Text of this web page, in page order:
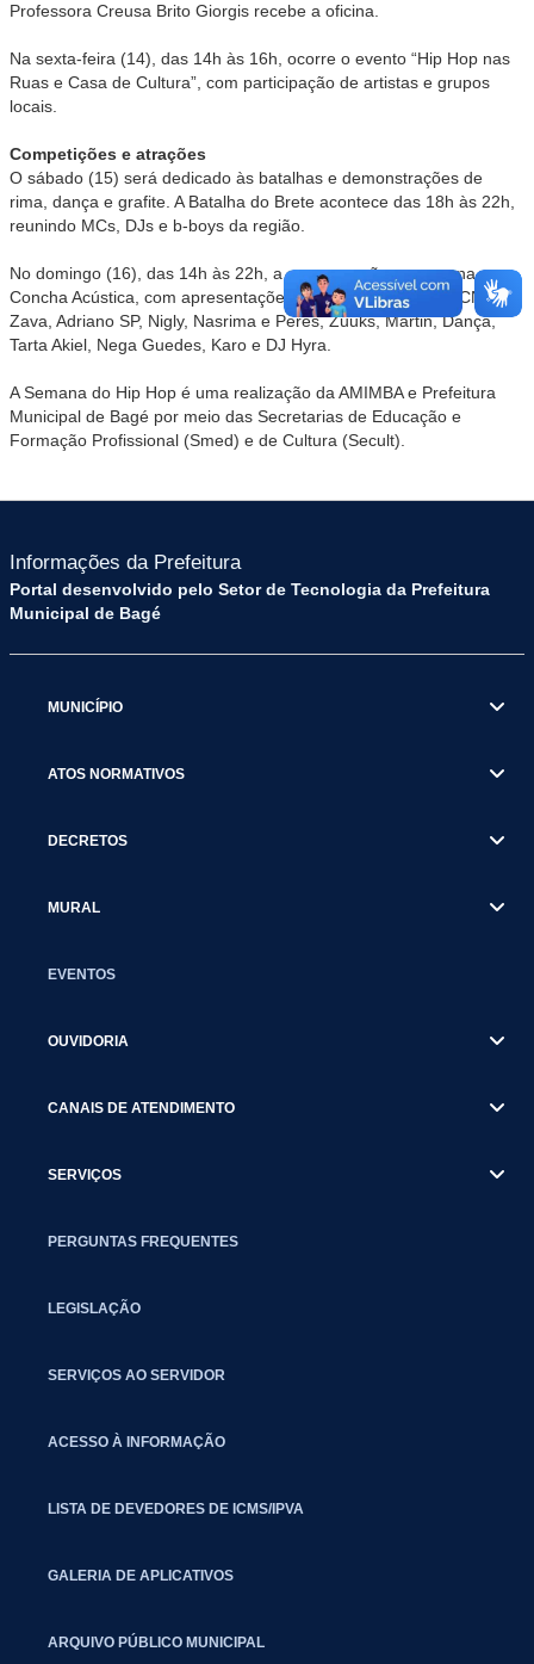
Professora Creusa Brito Giorgis recebe a oficina.
Na sexta-feira (14), das 14h às 16h, ocorre o evento “Hip Hop nas
Ruas e Casa de Cultura”, com participação de artistas e grupos
locais.
Competições e atrações
O sábado (15) será dedicado às batalhas e demonstrações de
rima, dança e grafite. A Batalha do Brete acontece das 18h às 22h,
reunindo MCs, DJs e b-boys da região.
No domingo (16), das 14h às 22h, a programação encerra na
Concha Acústica, com apresentações de Isleti, Billy, Jovem CN,
Zava, Adriano SP, Nigly, Nasrima e Peres, Zuuks, Martin, Dança,
Tarta Akiel, Nega Guedes, Karo e DJ Hyra.
A Semana do Hip Hop é uma realização da AMIMBA e Prefeitura
Municipal de Bagé por meio das Secretarias de Educação e
Formação Profissional (Smed) e de Cultura (Secult).
Informações da Prefeitura
Portal desenvolvido pelo Setor de Tecnologia da Prefeitura
Municipal de Bagé
MUNICÍPIO
ATOS NORMATIVOS
DECRETOS
MURAL
EVENTOS
OUVIDORIA
CANAIS DE ATENDIMENTO
SERVIÇOS
PERGUNTAS FREQUENTES
LEGISLAÇÃO
SERVIÇOS AO SERVIDOR
ACESSO À INFORMAÇÃO
LISTA DE DEVEDORES DE ICMS/IPVA
GALERIA DE APLICATIVOS
ARQUIVO PÚBLICO MUNICIPAL